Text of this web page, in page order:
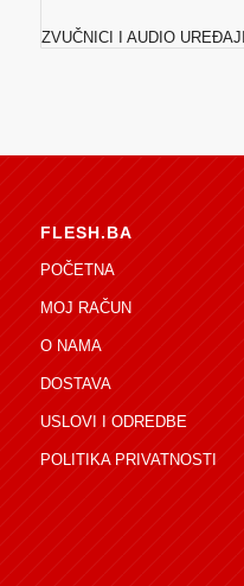
ZVUČNICI I AUDIO UREĐAJI
FLESH.BA
POČETNA
MOJ RAČUN
O NAMA
DOSTAVA
USLOVI I ODREDBE
POLITIKA PRIVATNOSTI